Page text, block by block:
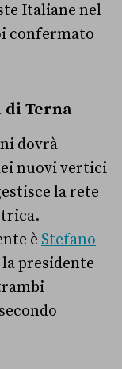
Italiane nel
confermato
Terna
dovrà
nuovi vertici
la rete
è Stefano
presidente